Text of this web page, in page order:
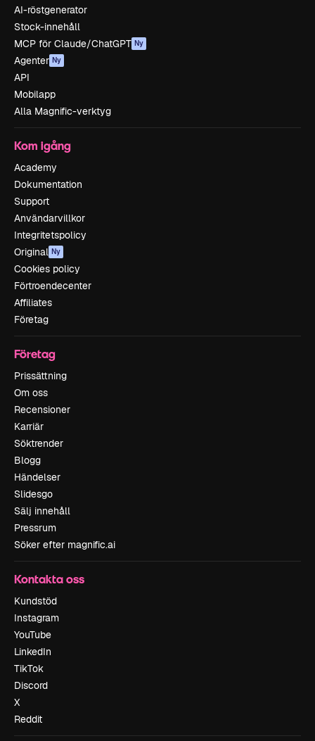
AI-röstgenerator
Stock-innehåll
MCP för Claude/ChatGPT Ny
Agenter Ny
API
Mobilapp
Alla Magnific-verktyg
Kom igång
Academy
Dokumentation
Support
Användarvillkor
Integritetspolicy
Original Ny
Cookies policy
Förtroendecenter
Affiliates
Företag
Företag
Prissättning
Om oss
Recensioner
Karriär
Söktrender
Blogg
Händelser
Slidesgo
Sälj innehåll
Pressrum
Söker efter magnific.ai
Kontakta oss
Kundstöd
Instagram
YouTube
LinkedIn
TikTok
Discord
X
Reddit